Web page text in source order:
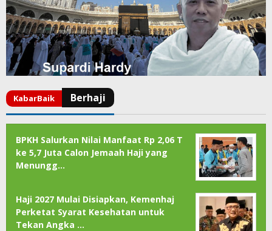
BPKH Salurkan Nilai Manfaat Rp 2,06 T
ke 5,7 Juta Calon Jemaah Haji yang
Menungg…
Haji 2027 Mulai Disiapkan, Kemenhaj
Perketat Syarat Kesehatan untuk
Tekan Angka …